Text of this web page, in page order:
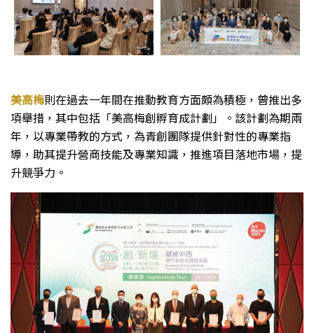
美高梅則在過去一年間在推動教育方面頗為積極，曾推出多
項舉措，其中包括「美高梅創孵育成計劃」。該計劃為期兩
年，以專業帶教的方式，為青創團隊提供針對性的專業指
導，助其提升營商技能及專業知識，推進項目落地市場，提
升競爭力。